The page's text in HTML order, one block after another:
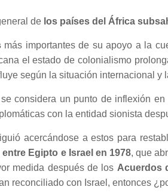
de los países del África
más importantes de su apoyo a la
el estado de colonialismo
según la situación internacional y
considera un punto de inflexión
con la entidad sionista
acercándose a estos para
Egipto e Israel en 1978, que
medida después de los Acuerdos
reconciliado con Israel, entonces